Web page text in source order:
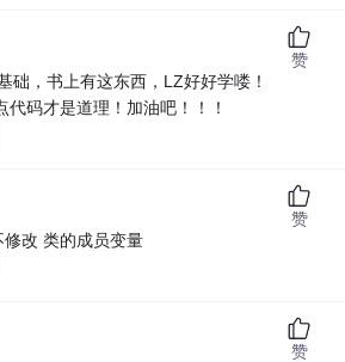
础，书上有这东西，LZ好好学喽！
代码才是道理！加油吧！！！
赞
改 类的成员变量
赞
赞